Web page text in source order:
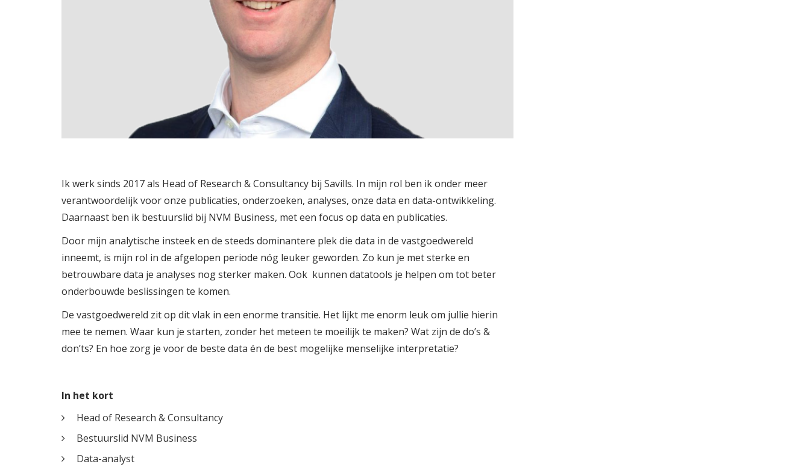
Ik werk sinds 2017 als Head of Research & Consultancy bij Savills. In mijn rol ben ik onder meer
verantwoordelijk voor onze publicaties, onderzoeken, analyses, onze data en data-ontwikkeling.
Daarnaast ben ik bestuurslid bij NVM Business, met een focus op data en publicaties.
Door mijn analytische insteek en de steeds dominantere plek die data in de vastgoedwereld
inneemt, is mijn rol in de afgelopen periode nóg leuker geworden. Zo kun je met sterke en
betrouwbare data je analyses nog sterker maken. Ook kunnen datatools je helpen om tot beter
onderbouwde beslissingen te komen.
De vastgoedwereld zit op dit vlak in een enorme transitie. Het lijkt me enorm leuk om jullie hierin
mee te nemen. Waar kun je starten, zonder het meteen te moeilijk te maken? Wat zijn de do’s &
don’ts? En hoe zorg je voor de beste data én de best mogelijke menselijke interpretatie?
In het kort
Head of Research & Consultancy
Bestuurslid NVM Business
Data-analyst